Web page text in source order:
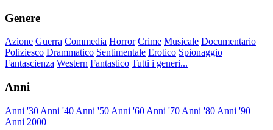
Genere
Azione Guerra Commedia Horror Crime Musicale Documentario
Poliziesco Drammatico Sentimentale Erotico Spionaggio
Fantascienza Western Fantastico Tutti i generi...
Anni
Anni '30 Anni '40 Anni '50 Anni '60 Anni '70 Anni '80 Anni '90
Anni 2000